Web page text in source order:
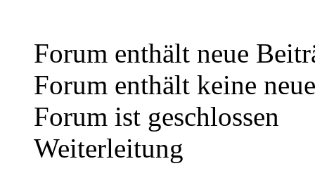
Forum enthält neue
Forum enthält keine
Forum ist geschlossen
Weiterleitung